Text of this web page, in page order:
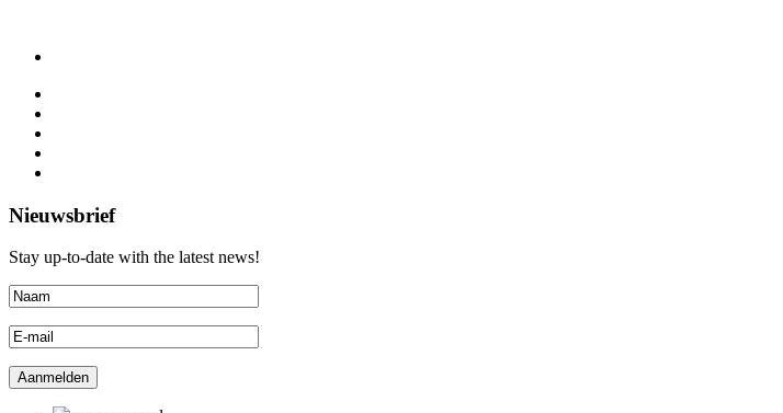
Nieuwsbrief
Stay up-to-date with the latest news!